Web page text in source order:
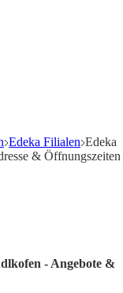
Edeka Filialen Edeka
& Öffnungszeiten
- Angebote &